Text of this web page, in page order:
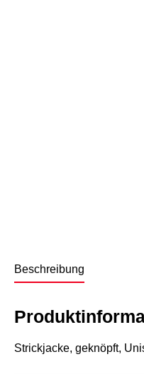
Beschreibung
Strickjacke, geknöpft,